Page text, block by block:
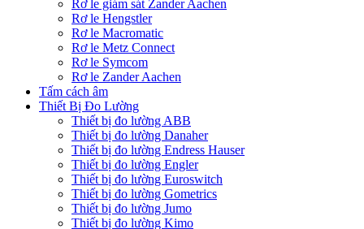
Rơ le giám sát Zander Aachen
Rơ le Hengstler
Rơ le Macromatic
Rơ le Metz Connect
Rơ le Symcom
Rơ le Zander Aachen
Tấm cách âm
Thiết Bị Đo Lường
Thiết bị đo lường ABB
Thiết bị đo lường Danaher
Thiết bị đo lường Endress Hauser
Thiết bị đo lường Engler
Thiết bị đo lường Euroswitch
Thiết bị đo lường Gometrics
Thiết bị đo lường Jumo
Thiết bị đo lường Kimo